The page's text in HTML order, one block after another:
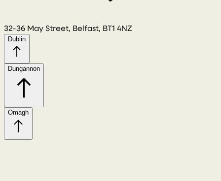
32-36 May Street, Belfast, BT1 4NZ
Dublin
Dungannon
Omagh